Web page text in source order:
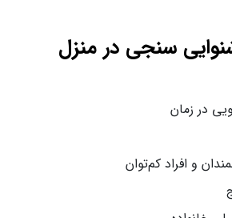
سنجی در منزل
در زمان
و افراد کم‌توان